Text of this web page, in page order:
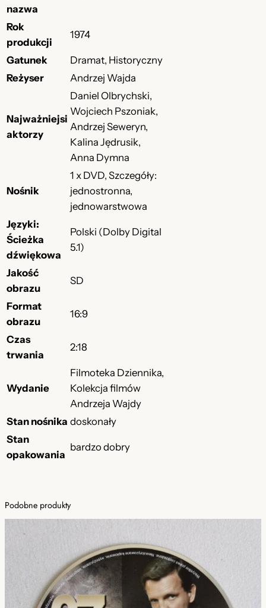
nazwa
Rok
produkcji
1974
Gatunek
Dramat, Historyczny
Reżyser
Andrzej Wajda
Najważniejsi
aktorzy
Daniel Olbrychski,
Wojciech Pszoniak,
Andrzej Seweryn,
Kalina Jędrusik,
Anna Dymna
Nośnik
1 x DVD, Szczegóły:
jednostronna,
jednowarstwowa
Języki:
Ścieżka
dźwiękowa
Polski (Dolby Digital
5.1)
Jakość
obrazu
SD
Format
obrazu
16:9
Czas
trwania
2:18
Wydanie
Filmoteka Dziennika,
Kolekcja filmów
Andrzeja Wajdy
Stan nośnika doskonały
Stan
opakowania
bardzo dobry
Podobne produkty